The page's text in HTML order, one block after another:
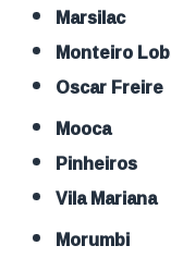
Marsilac
Monteiro
Oscar Freire
Mooca
Pinheiros
Vila Mariana
Morumbi